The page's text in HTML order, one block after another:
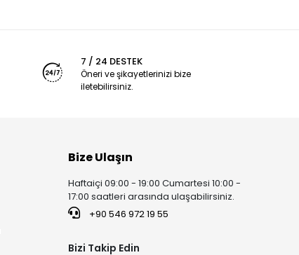
7 / 24 DESTEK
Öneri ve şikayetlerinizi bize
iletebilirsiniz.
Bize Ulaşın
Haftaiçi 09:00 - 19:00 Cumartesi 10:00 -
17:00 saatleri arasında ulaşabilirsiniz.
+90 546 972 19 55
Bizi Takip Edin